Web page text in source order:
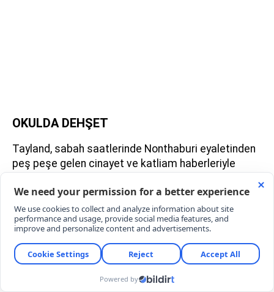
OKULDA DEHŞET
Tayland, sabah saatlerinde Nonthaburi eyaletinden
peş peşe gelen cinayet ve katliam haberleriyle
Nonthaburi Lisesi, akılalmaz bir silahlı saldırının
hedefi oldu. Kendi okuluna çantasında bir
cephanelikle giren öğrenci, rastgele ateş açarak
eğitim yuvasını savaş alanına çevirdi. Korkunç
olayda 5 öğretmen yaşamını yitirirken, 9'u ağır
olmak üzere toplam 22 kişi yaralandı.